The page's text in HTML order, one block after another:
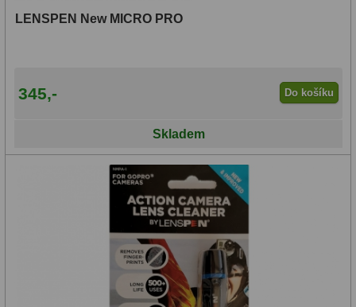
LENSPEN New MICRO PRO
345,- Do košíku
Skladem